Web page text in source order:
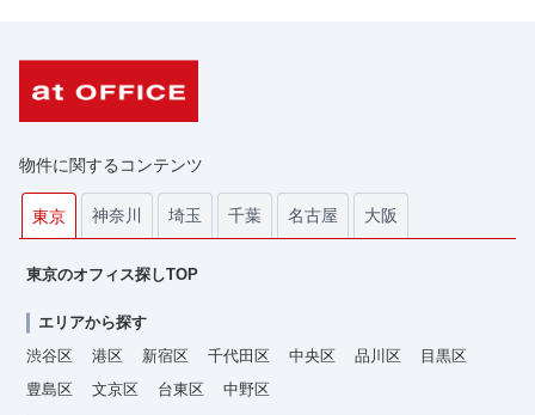
物件に関するコンテンツ
東京 神奈川 埼玉 千葉 名古屋 大阪
東京のオフィス探しTOP
エリアから探す
渋谷区
港区 新宿区 千代田区 中央区 品川区
目黒区
豊島区
文京区 台東区 中野区